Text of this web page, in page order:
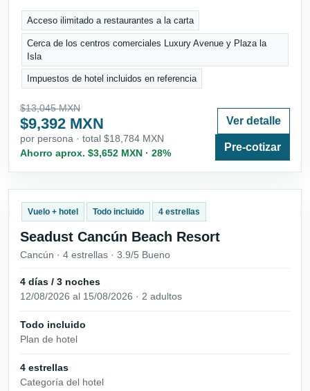
Acceso ilimitado a restaurantes a la carta
Cerca de los centros comerciales Luxury Avenue y Plaza la
Isla
Impuestos de hotel incluidos en referencia
$13,045 MXN
$9,392 MXN
por persona · total $18,784 MXN
Ahorro aprox. $3,652 MXN · 28%
Ver detalle
Pre-cotizar
Vuelo + hotel Todo incluido 4 estrellas
Seadust Cancún Beach Resort
Cancún · 4 estrellas · 3.9/5 Bueno
4 días / 3 noches
12/08/2026 al 15/08/2026 · 2 adultos
Todo incluido
Plan de hotel
4 estrellas
Categoría del hotel